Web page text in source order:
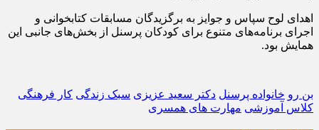
اهدای لوح سپاس و جوایز به برگزیدگان مسابقات کتابخوانی و
اجرای برنامه‌های متنوع برای کودکان پرسنل از بخش‌های جانبی این
همایش بود.
بن رو خانواده پرسنل دکتر سعید عزیزی سبک زندگی کار فرهنگی
کلاس آموزشی مهارت های همسری